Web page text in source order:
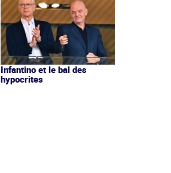
Infantino et le bal des
hypocrites